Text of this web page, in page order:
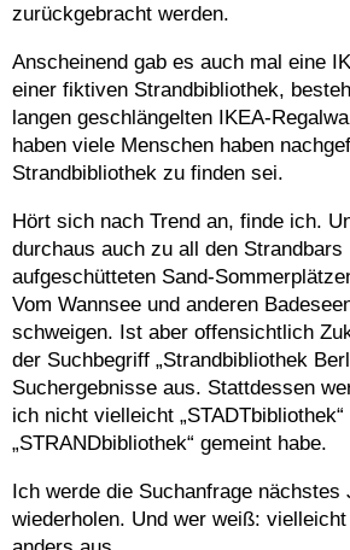
zurückgebracht werden.
Anscheinend gab es auch mal eine
einer fiktiven Strandbibliothek,
langen geschlängelten IKEA-
haben viele Menschen haben
Strandbibliothek zu finden sei.
Hört sich nach Trend an, finde ich.
durchaus auch zu all den Strandbars
aufgeschütteten Sand-
Vom Wannsee und anderen
schweigen. Ist aber offensichtlich
der Suchbegriff „Strandbibliothek
Suchergebnisse aus. Stattdessen
ich nicht vielleicht
„STRANDbibliothek“ gemeint habe.
Ich werde die Suchanfrage nächstes
wiederholen. Und wer weiß: